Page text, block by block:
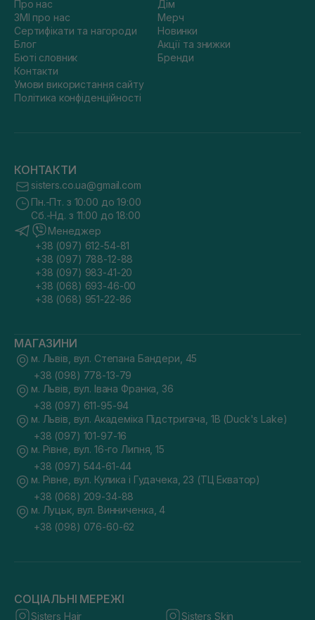
Про нас
ЗМІ про нас
Сертифікати та нагороди
Блог
Бюті словник
Контакти
Умови використання сайту
Політика конфіденційності
Дім
Мерч
Новинки
Акції та знижки
Бренди
КОНТАКТИ
sisters.co.ua@gmail.com
Пн.-Пт. з 10:00 до 19:00
Сб.-Нд. з 11:00 до 18:00
Менеджер
+38 (097) 612-54-81
+38 (097) 788-12-88
+38 (097) 983-41-20
+38 (068) 693-46-00
+38 (068) 951-22-86
МАГАЗИНИ
м. Львів, вул. Степана Бандери, 45
+38 (098) 778-13-79
м. Львів, вул. Івана Франка, 36
+38 (097) 611-95-94
м. Львів, вул. Академіка Підстригача, 1В (Duck's Lake)
+38 (097) 101-97-16
м. Рівне, вул. 16-го Липня, 15
+38 (097) 544-61-44
м. Рівне, вул. Кулика і Гудачека, 23 (ТЦ Екватор)
+38 (068) 209-34-88
м. Луцьк, вул. Винниченка, 4
+38 (098) 076-60-62
СОЦІАЛЬНІ МЕРЕЖІ
Sisters Hair Sisters Skin